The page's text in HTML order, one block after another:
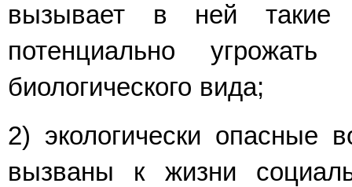
вызывает в ней такие
потенциально
биологического вида;
2) экологически опасные
вызваны к жизни